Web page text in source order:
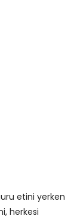
etini yerken
herkesi